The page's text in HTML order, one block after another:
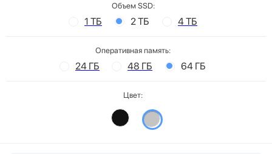
Объем SSD:
1 ТБ 2 ТБ 4 ТБ
Оперативная память:
24 ГБ 48 ГБ 64 ГБ
Цвет: